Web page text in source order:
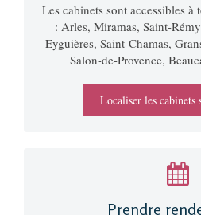
Les cabinets sont accessibles à
: Arles, Miramas, Saint-
Eyguières, Saint-Chamas,
Salon-de-Provence,
Localiser les cabinets
Prendre